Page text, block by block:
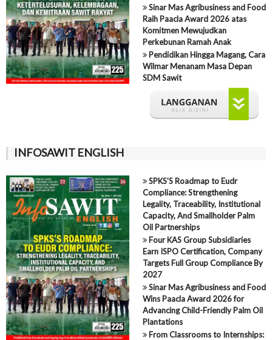
Sinar Mas Agribusiness and Food
Raih Paacla Award 2026 atas
Komitmen Mewujudkan
Perkebunan Ramah Anak
Pendidikan Hingga Magang, Cara
Wilmar Menanam Masa Depan
SDM Sawit
INFOSAWIT ENGLISH
SPKS’S Roadmap to Eudr
Compliance: Strengthening
Legality, Traceability, Institutional
Capacity, And Smallholder Palm
Oil Partnerships
Four KAS Group Subsidiaries
Earn ISPO Certification, Company
Targets Full Group Compliance By
2027
Sinar Mas Agribusiness and Food
Wins Paacla Award 2026 for
Advancing Child-Friendly Palm Oil
Plantations
From Classrooms to Internships: